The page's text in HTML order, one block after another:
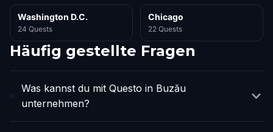
Washington D.C.
24 Quests
Chicago
22 Quests
Häufig gestellte Fragen
Was kannst du mit Questo in Buzău
unternehmen?